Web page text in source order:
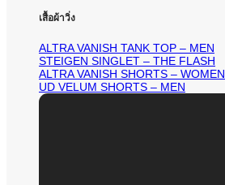
เสื้อผ้าวิ่ง
ALTRA VANISH TANK TOP – MEN
STEIGEN SINGLET – THE FLASH
ALTRA VANISH SHORTS – WOMEN
UD VELUM SHORTS – MEN